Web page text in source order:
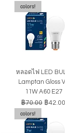
colors!
หลอดไฟ LED
Lamptan Gloss
11W A60 E27
ราคาปกติ
฿70.00 ราคา
฿42.00
colors!